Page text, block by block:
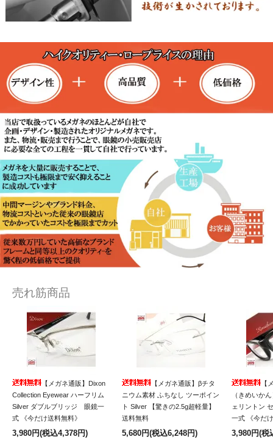
売れ筋商品
【メガネ通販】Dixon
Collection Eyewear ハーフリム
Silver ダブルブリッジ 眼鏡一
式 《今だけ送料無料》
3,980円(税込4,378円)
【メガネ通販】βチタ
ニウム素材 ふちなし ツーポイン
ト Silver 【驚きの2.5g超軽量】
送料無料
5,680円(税込6,248円)
【
（きめいか
ェリントン
一式 《今だ
3,980円(税